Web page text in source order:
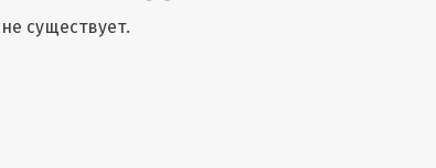
существует.